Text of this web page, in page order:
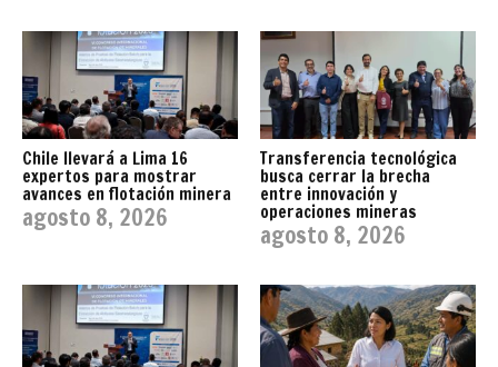
Chile llevará a Lima 16
expertos para mostrar
avances en flotación minera
agosto 8, 2026
Transferencia tecnológica
busca cerrar la brecha
entre innovación y
operaciones mineras
agosto 8, 2026